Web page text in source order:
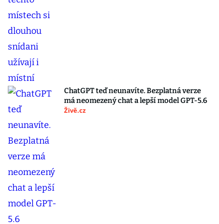
ChatGPT teď neunavíte. Bezplatná verze
má neomezený chat a lepší model GPT-5.6
Živě.cz